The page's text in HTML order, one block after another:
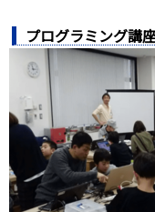
プログラミング講